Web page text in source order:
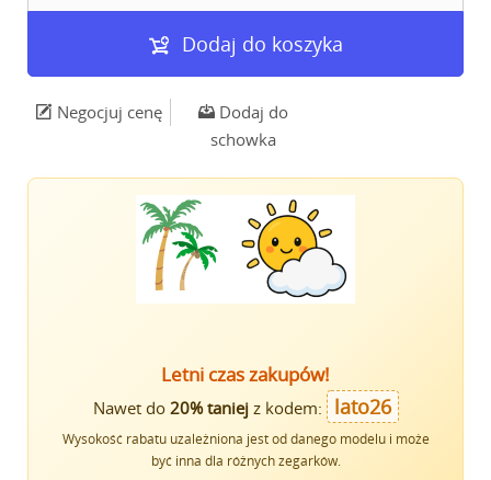
Dodaj do koszyka
Negocjuj cenę
Dodaj do
schowka
Letni czas zakupów!
Nawet do 20% taniejz kodem: lato26
Wysokość rabatu uzależniona jest od danego modelu i może
być inna dla różnych zegarków.